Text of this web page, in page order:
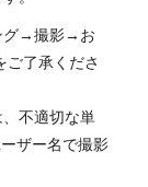
グ→撮影→お
了承くださ
不適切な単
ザー名で撮影